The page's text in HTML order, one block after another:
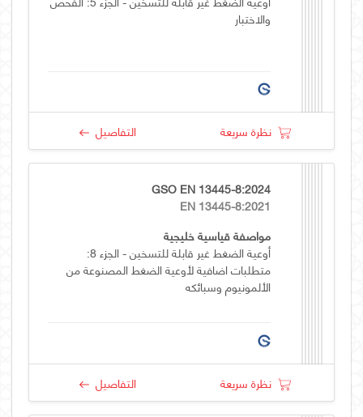
والاختبار
نظرة سريعة التفاصيل
GSO EN 13445-8:2024
EN 13445-8:2021
مواصفة قياسية خليجية
أوعية الضغط غير قابلة للتسخين - الجزء 8:
متطلبات اضافية لأوعية الضغط المصنوعة من
الألمونيوم وسبائكه
نظرة سريعة التفاصيل